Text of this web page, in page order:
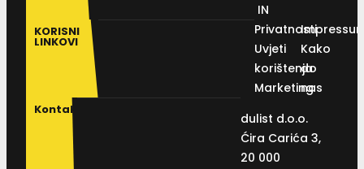
IN
KORISNI
LINKOVI
Privatnosti
Uvjeti
korištenja
Marketing
Kako
do
nas
Kontakt
dulist d.o.o.
Ćira Carića 3,
20 000